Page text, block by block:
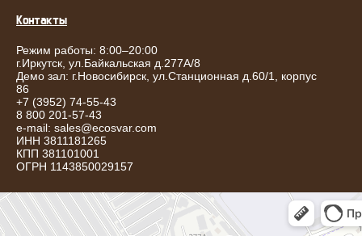
Контакты
Режим работы: 8:00–20:00
г.Иркутск, ул.Байкальская д.277А/8
Демо зал: г.Новосибирск, ул.Станционная д.60/1, корпус
86
+7 (3952) 74-55-43
8 800 201-57-43
e-mail: sales@ecosvar.com
ИНН 3811181265
КПП 381101001
ОГРН 1143850029157